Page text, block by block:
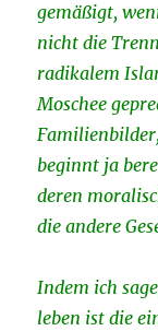
gemäßigt,
nicht die
radikalem
Moschee
beginnt ja
deren
die andere
Indem ich
leben ist die